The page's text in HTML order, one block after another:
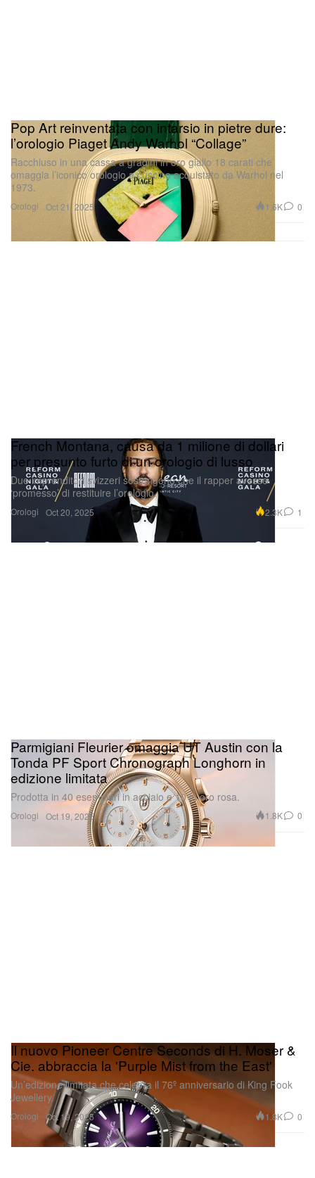
Orologi
Pop Art reinventata con intarsio in pietre dure:
l’orologio Piaget Andy Warhol “Collage”
Racchiuso in una cassa a gradini in oro giallo 18 carati che
omaggia l’iconico orologio a cuscino acquistato da Warhol nel
1973.
Oct 21, 2025 1.6K 0
Orologi
French Montana, causa da 1 milione di dollari
per presunto furto di un orologio di lusso
Due imprenditori svizzeri sostengono che il rapper avesse
‘promesso’ di restituire l’orologio.
Oct 20, 2025 2.3K 1
Orologi
Parmigiani Fleurier omaggia UT Austin con la
Tonda PF Sport Chronograph Longhorn in
edizione limitata
Prodotta in 40 esemplari in acciaio e 10 in oro rosa.
Oct 19, 2025 1.8K 0
Orologi
Il nuovo Pioneer Centre Seconds di H. Moser &
Cie. abbraccia la 'Purple Mist from the East'
Un’edizione limitata che celebra il 76º anniversario di King Fook
Jewellery.
Oct 19, 2025 1.8K 0